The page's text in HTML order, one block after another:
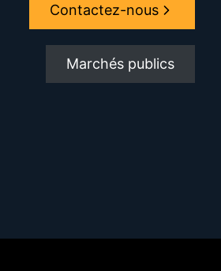
Contactez-nous
Marchés publics